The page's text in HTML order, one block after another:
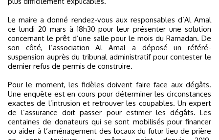
Le maire a donné rendez-vous aux responsables d’Al Amal
ce lundi 20 mars à 18h30 pour leur présenter une solution
concernant le prêt d’une salle pour le mois du Ramadan. De
son côté, l’association Al Amal a déposé un référé-
suspension auprès du tribunal administratif pour contester le
dernier refus de permis de construire.
Pour le moment, les fidèles doivent faire face aux dégâts.
Une enquête est en cours pour déterminer les circonstances
exactes de l’intrusion et retrouver les coupables. Un expert
de l’assurance doit passer pour estimer les dégâts. Les
centaines de donateurs qui se sont mobilisés pour financer
ou aider à l’aménagement des locaux du futur lieu de prière